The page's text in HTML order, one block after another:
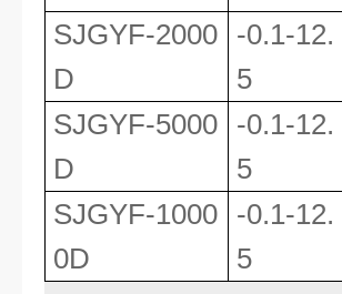
SJGYF-2000
D
-0.1-12.
5
SJGYF-5000
D
-0.1-12.
5
SJGYF-1000
0D
-0.1-12.
5